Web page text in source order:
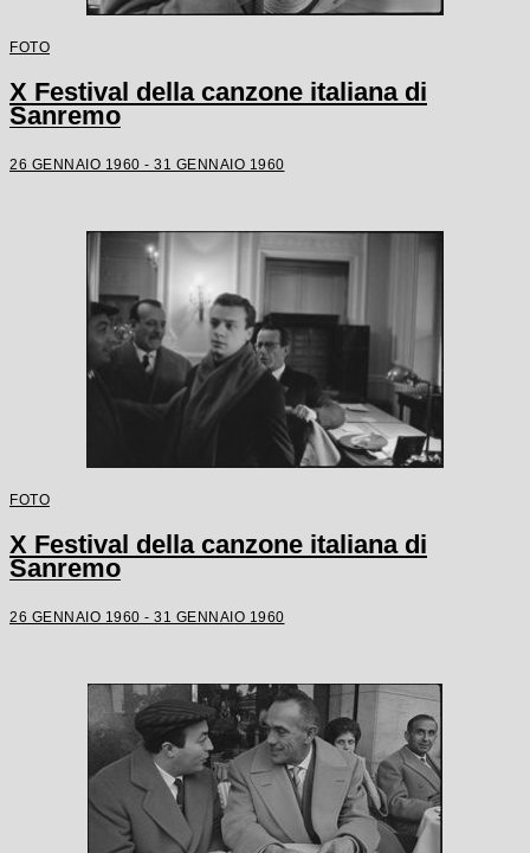
FOTO
X Festival della canzone italiana di
Sanremo
26 GENNAIO 1960 - 31 GENNAIO 1960
FOTO
X Festival della canzone italiana di
Sanremo
26 GENNAIO 1960 - 31 GENNAIO 1960